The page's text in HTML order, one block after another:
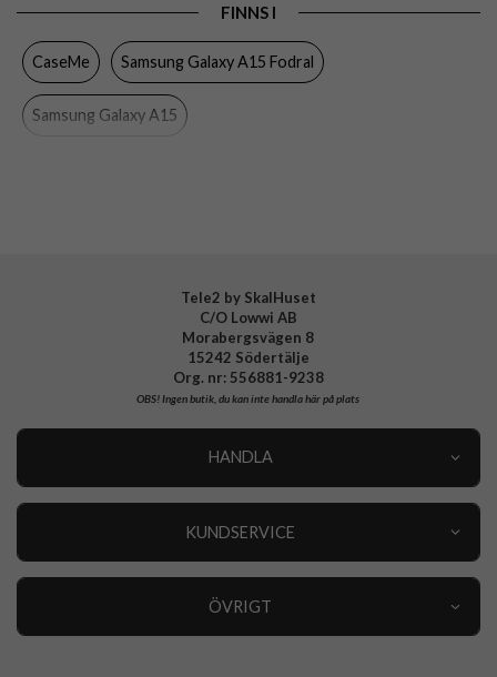
Kortfack, RFID-skydd, Stativfunktion
Färg
FINNS I
CaseMe Samsung Galaxy A15 Fodral
Samsung Galaxy A15
Tele2 by SkalHuset
C/O Lowwi AB
Morabergsvägen 8
15242 Södertälje
Org. nr: 556881-9238
OBS!Ingen butik, du kan inte handla här på plats
HANDLA
KUNDSERVICE
ÖVRIGT